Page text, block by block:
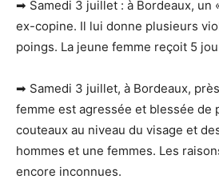
➡ Samedi 3 juillet : à Bordeaux, un
ex-copine. Il lui donne plusieurs
poings. La jeune femme reçoit 5
➡ Samedi 3 juillet, à Bordeaux,
femme est agressée et blessée de
couteaux au niveau du visage et
hommes et une femmes. Les
encore inconnues.